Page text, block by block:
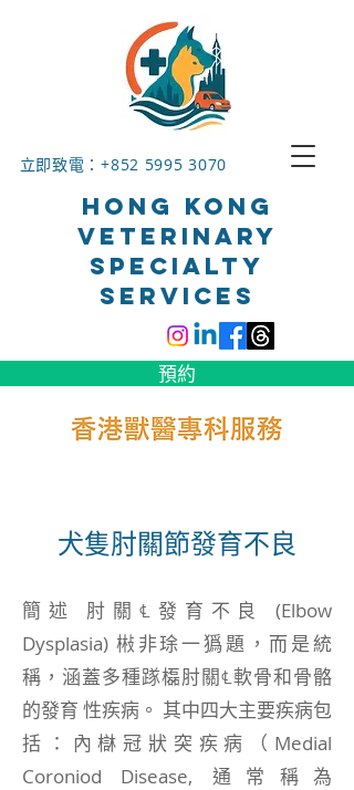
立即致電：+852 5995 3070
HONG KONG
VETERINARY
SPECIALTY
SERVICES
預約
犬隻肘關節發育不良
簡述 肘關℄發育不良 (Elbow
Dysplasia) 㪔非㻌一㺔題，而是統
稱，涵蓋多種䠔㰁肘關℄軟骨和骨骼
的發育 性疾病。 其中四大主要疾病包
括：內㯎冠狀突疾病（Medial
Coroniod Disease, 通常稱為